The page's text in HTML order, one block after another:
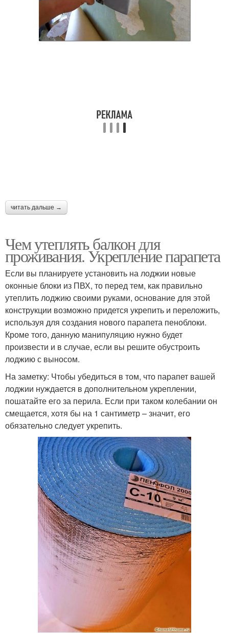
читать дальше →
Чем утеплять балкон для
проживания. Укрепление парапета
Если вы планируете установить на лоджии новые
оконные блоки из ПВХ, то перед тем, как правильно
утеплить лоджию своими руками, основание для этой
конструкции возможно придется укрепить и переложить,
используя для создания нового парапета пеноблоки.
Кроме того, данную манипуляцию нужно будет
произвести и в случае, если вы решите обустроить
лоджию с выносом.
На заметку: Чтобы убедиться в том, что парапет вашей
лоджии нуждается в дополнительном укреплении,
пошатайте его за перила. Если при таком колебании он
смещается, хотя бы на 1 сантиметр – значит, его
обязательно следует укрепить.